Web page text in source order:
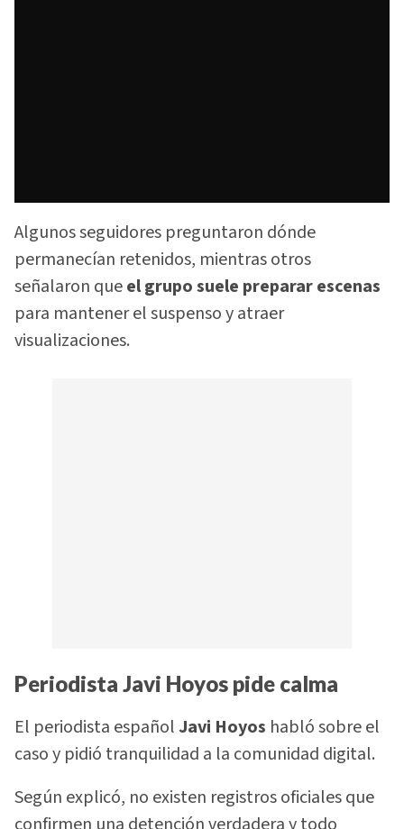
Algunos seguidores preguntaron dónde
permanecían retenidos, mientras otros
señalaron queel grupo suele preparar escenas
para mantener el suspenso y atraer
visualizaciones.
Periodista Javi Hoyos pide calma
El periodista españolJavi Hoyos habló sobre el
caso y pidió tranquilidad a la comunidad digital.
Según explicó, no existen registros oficiales que